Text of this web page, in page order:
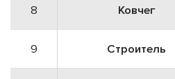
8 Ковчег
9 Строитель